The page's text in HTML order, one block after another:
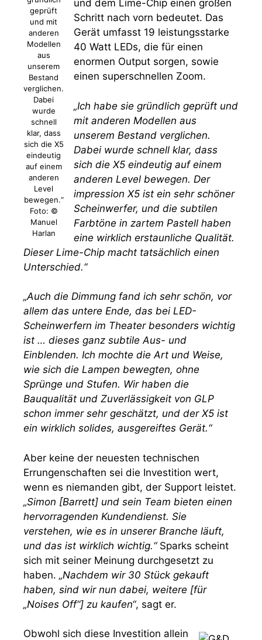
geprüft
und mit
anderen
Modellen
aus
unserem
Bestand
verglichen.
Dabei
wurde
schnell
klar, dass
sich die X5
eindeutig
auf einem
anderen
Level
bewegen.“
Foto: ©
Manuel
Harlan
und dem Lime-Chip einen großen
Schritt nach vorn bedeutet. Das
Gerät umfasst 19 leistungsstarke
40 Watt LEDs, die für einen
enormen Output sorgen, sowie
einen superschnellen Zoom.
„Ich habe sie gründlich geprüft und
mit anderen Modellen aus
unserem Bestand verglichen.
Dabei wurde schnell klar, dass
sich die X5 eindeutig auf einem
anderen Level bewegen. Der
impression X5 ist ein sehr schöner
Scheinwerfer, und die subtilen
Farbtöne in zartem Pastell haben
eine wirklich erstaunliche Qualität.
Dieser Lime-Chip macht tatsächlich einen
Unterschied.“
„Auch die Dimmung fand ich sehr schön, vor
allem das untere Ende, das bei LED-
Scheinwerfern im Theater besonders wichtig
ist … dieses ganz subtile Aus- und
Einblenden. Ich mochte die Art und Weise,
wie sich die Lampen bewegten, ohne
Sprünge und Stufen. Wir haben die
Bauqualität und Zuverlässigkeit von GLP
schon immer sehr geschätzt, und der X5 ist
ein wirklich solides, ausgereiftes Gerät.“
Aber keine der neuesten technischen
Errungenschaften sei die Investition wert,
wenn es niemanden gibt, der Support leistet.
„Simon [Barrett] und sein Team bieten einen
hervorragenden Kundendienst. Sie
verstehen, wie es in unserer Branche läuft,
und das ist wirklich wichtig.“Sparks scheint
sich mit seiner Meinung durchgesetzt zu
haben. „Nachdem wir 30 Stück gekauft
haben, sind wir nun dabei, weitere [für
„Noises Off“] zu kaufen“, sagt er.
Obwohl sich diese Investition allein